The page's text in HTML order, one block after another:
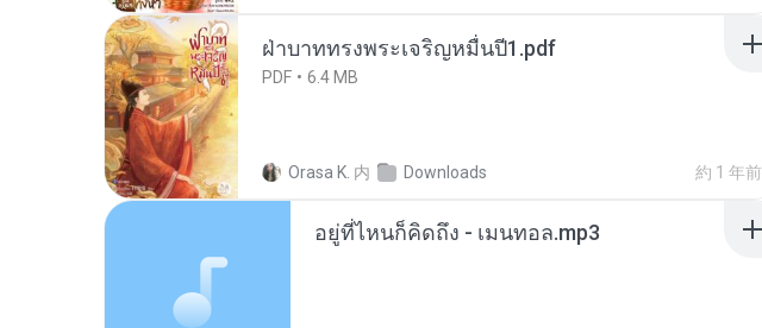
ฝ่าบาททรงพระเจริญหมื่นปี1.pdf
PDF 6.4 MB
Orasa K. 内 Downloads 約 1 年前
อยู่ที่ไหนก็คิดถึง - เมนทอล.mp3